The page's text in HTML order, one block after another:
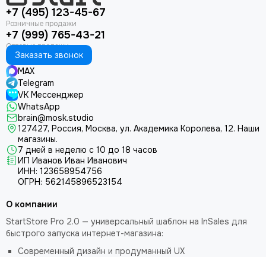
+7 (495) 123-45-67
+7 (999) 765-43-21
Заказать звонок
MAX
Telegram
VK Мессенджер
WhatsApp
brain@mosk.studio
127427, Россия, Москва, ул. Академика Королева, 12. Наши
магазины.
7 дней в неделю с 10 до 18 часов
ИП Иванов Иван Иванович
ИНН: 123658954756
ОГРН: 562145896523154
О компании
StartStore Pro 2.0 — универсальный шаблон на InSales для
быстрого запуска интернет-магазина:
Современный дизайн и продуманный UX